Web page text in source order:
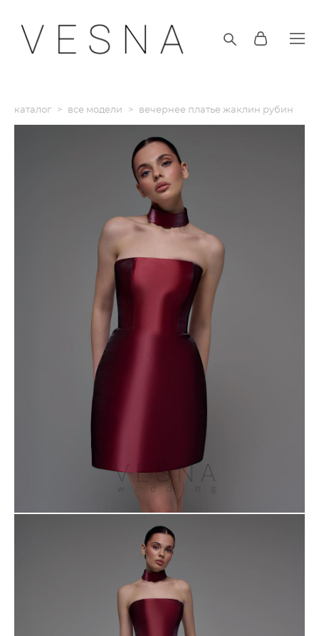
каталог > все модели > вечернее платье жаклин рубин